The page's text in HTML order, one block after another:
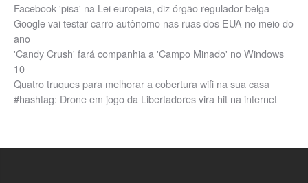
Facebook 'pisa' na Lei europeia, diz órgão regulador belga
Google vai testar carro autônomo nas ruas dos EUA no meio do
ano
'Candy Crush' fará companhia a 'Campo Minado' no Windows
10
Quatro truques para melhorar a cobertura wifi na sua casa
#hashtag: Drone em jogo da Libertadores vira hit na internet